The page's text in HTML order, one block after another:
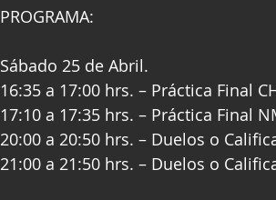
PROGRAMA:
Sábado 25 de Abril.
16:35 a 17:00 hrs. – Práctica Final
17:10 a 17:35 hrs. – Práctica Final
20:00 a 20:50 hrs. – Duelos o
21:00 a 21:50 hrs. – Duelos o